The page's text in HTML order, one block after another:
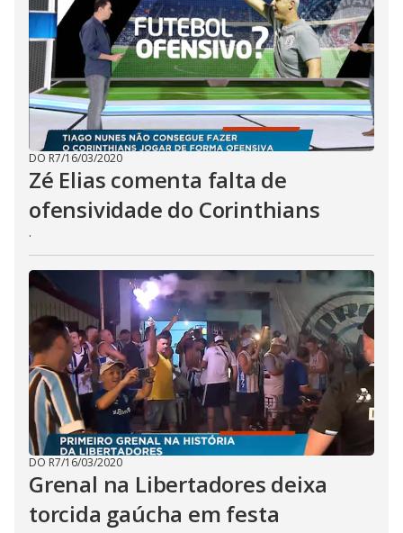
DO R7/16/03/2020
Zé Elias comenta falta de
ofensividade do Corinthians
.
DO R7/16/03/2020
Grenal na Libertadores deixa
torcida gaúcha em festa